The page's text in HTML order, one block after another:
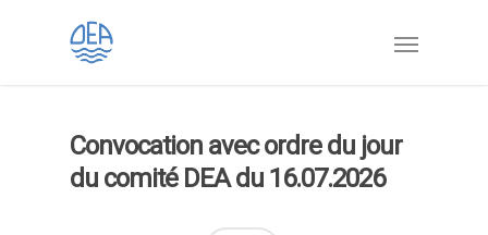
Convocation avec ordre du jour
du comité DEA du 16.07.2026